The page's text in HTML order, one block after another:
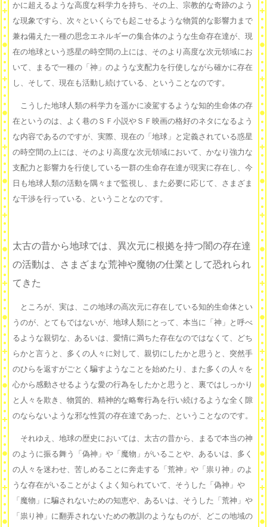
かに超えるような高度な科学力を持ち、その上、宗教的な奇跡のよう
な現象ですら、次々といくらでも起こせるような物質的な影響力まで
兼ね備えた一種の思念エネルギーの集合体のような生命存在達が、現
在の地球という惑星の時空間の上には、そのより高度な次元領域にお
いて、まるで一種の「神」のような支配力を行使しながら確かに存在
し、そして、現在も活動し続けている、ということなのです。
こうした地球人類の科学力を遥かに凌駕するような知的生命体の存
在というのは、よく巷のＳＦ小説やＳＦ映画の格好のネタになるよう
な内容であるのですが、実際、現在の「地球」と定義されている惑星
の時空間の上には、そのより高度な次元領域において、かなり強力な
支配力と影響力を行使している一群の生命存在達が現実に存在し、今
日も地球人類の活動を隅々まで監視し、また必要に応じて、さまざま
な干渉を行っている、ということなのです。
太古の昔から地球では、異次元に根拠を持つ闇の存在達
の活動は、さまざまな荒神や魔物の仕業として恐れられ
てきた
ところが、実は、この地球の高次元に存在している知的生命体とい
うのが、とてもではないが、地球人類にとって、本当に「神」と呼べ
るような親切な、あるいは、愛情に満ちた存在なのではなくて、どち
らかと言うと、多くの人々に対して、親切にしたかと思うと、突然手
のひらを返すがごとく騙すようなことを始めたり、また多くの人々を
心から感動させるような愛の行為をしたかと思うと、裏ではしっかり
と人々を欺き、物質的、精神的な略奪行為を行い続けるような全く隙
のならないような邪な性質の存在達であった、ということなのです。
それゆえ、地球の歴史においては、太古の昔から、まるで本当の神
のように振る舞う「偽神」や「魔物」がいることや、あるいは、多く
の人々を迷わせ、苦しめることに奔走する「荒神」や「祟り神」のよ
うな存在がいることがよくよく知られていて、そうした「偽神」や
「魔物」に騙されないための知恵や、あるいは、そうした「荒神」や
「祟り神」に翻弄されないための教訓のようなものが、どこの地域の